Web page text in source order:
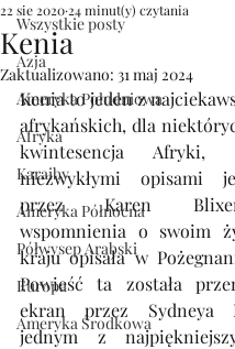
Wszystkie posty
Azja
Ameryka Południowa
Afryka
Karaiby
Ameryka Północna
Półwysep Arabski
Europa
Ameryka Środkowa
Kenia
22 sie 2020 24 minut(y) czytania
Zaktualizowano: 31 maj 2024
Kenia to jeden z
afrykańskich, dla
kwintesencja Afryki,
niezwykłymi opisami
przez Karen
wspomnienia o swoim
kraju opisała w
Powieść ta została
ekran przez Sydneya
jednym z